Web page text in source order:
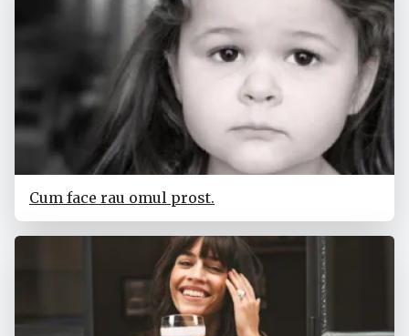
Cum face rau omul prost.